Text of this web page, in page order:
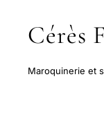
Cérès
Maroquinerie et